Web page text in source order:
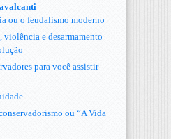
ou o feudalismo moderno
e desarmamento
para você assistir –
ou “A Vida